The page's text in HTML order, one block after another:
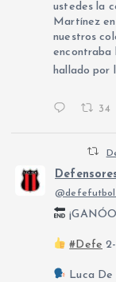
ustedes la
Martínez
nuestros
encontraba
hallado por
34
#Defe
Luca